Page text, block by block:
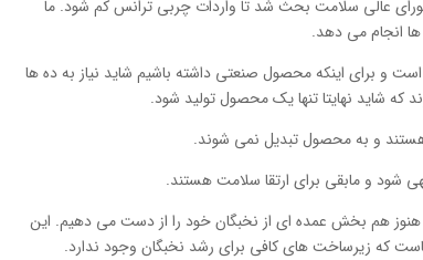
عالی سلامت بحث شد تا واردات چربی ترانس کم شود. ما
ها انجام می دهد.
و برای اینکه محصول صنعتی داشته باشیم شاید نیاز به ده ها
که شاید نهایتا تنها یک محصول تولید شود.
هم بخش عمده ای از نخبگان خود را از دست می دهیم. این
که زیرساخت های کافی برای رشد نخبگان وجود ندارد.